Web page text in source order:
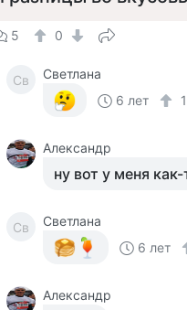
5 0
Св
Светлана
6 лет
1
Александр
ну вот у меня
Св
Светлана
6 лет
Александр